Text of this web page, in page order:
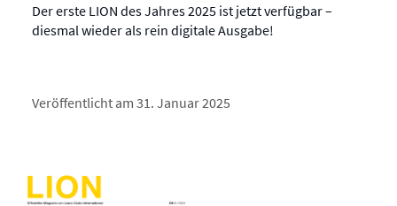
Der erste LION des Jahres 2025 ist jetzt verfügbar –
diesmal wieder als rein digitale Ausgabe!
Veröffentlicht am 31. Januar 2025